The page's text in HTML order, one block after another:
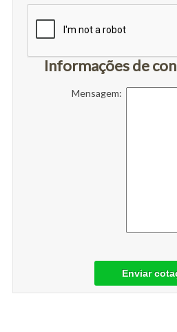
Informações de
Mensagem:
Enviar